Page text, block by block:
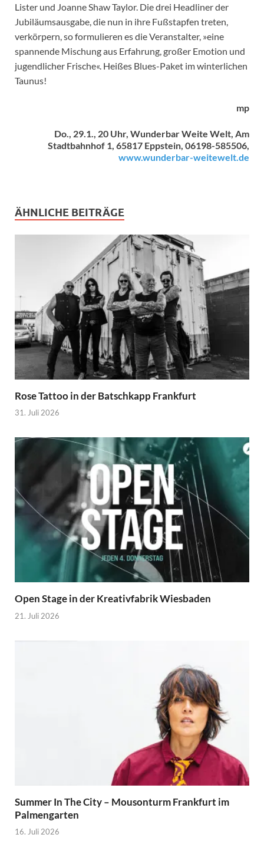
Lister und Joanne Shaw Taylor. Die drei Headliner der
Jubiläumsausgabe, die nun in ihre Fußstapfen treten,
verkörpern, so formulieren es die Veranstalter, »eine
spannende Mischung aus Erfahrung, großer Emotion und
jugendlicher Frische«. Heißes Blues-Paket im winterlichen
Taunus!
mp
Do., 29.1., 20 Uhr, Wunderbar Weite Welt, Am
Stadtbahnhof 1, 65817 Eppstein, 06198-585506,
www.wunderbar-weitewelt.de
ÄHNLICHE BEITRÄGE
Rose Tattoo in der Batschkapp Frankfurt
31. Juli 2026
Open Stage in der Kreativfabrik Wiesbaden
21. Juli 2026
Summer In The City – Mousonturm Frankfurt im
Palmengarten
16. Juli 2026